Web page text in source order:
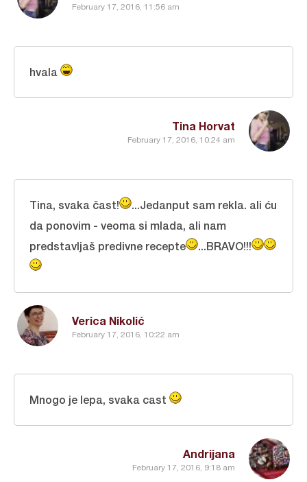
February 17, 2016, 11:56 am
Tina Horvat
February 17, 2016, 10:24 am
hvala
Verica Nikolić
February 17, 2016, 10:22 am
Tina, svaka čast!
...Jedanput sam rekla. ali ću
da ponovim - veoma si mlada, ali nam
predstavljaš predivne recepte
...BRAVO!!!
Andrijana
February 17, 2016, 9:18 am
Mnogo je lepa, svaka cast